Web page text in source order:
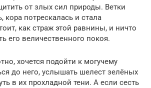
от злых сил природы. Ветки
кора потрескалась и стала
как страж этой равнины, и ничто
его величественного покоя.
хочется подойти к могучему
до него, услышать шелест зелёных
в их прохладной тени. А если сесть